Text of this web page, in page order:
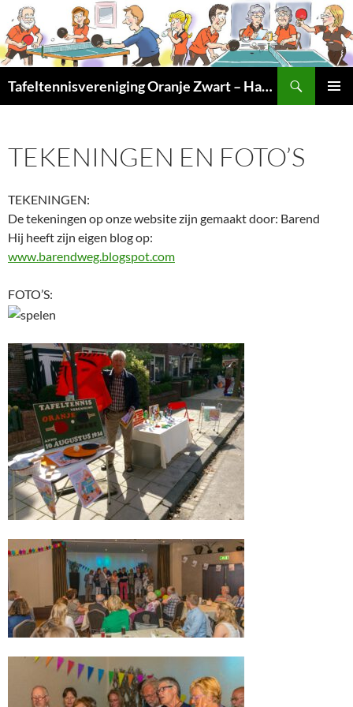
naar
de
inhoud
Tafeltennisvereniging Oranje Zwart – Haarlem Noord
TEKENINGEN EN FOTO’S
TEKENINGEN:
De tekeningen op onze website zijn gemaakt door: Barend
Hij heeft zijn eigen blog op:
www.barendweg.blogspot.com
FOTO’S: